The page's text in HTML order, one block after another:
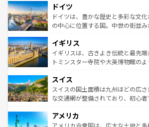
せる。地方によって風土や気候が異
性で訪れる人を
ンテンツ一覧を参照してほしい。
で、幅広い魅力が詰まっている。華
聖堂、美しいビーチ、そして豊か
から魅了する。また、フランスは
いる。シャンパンの発祥地であるラ
香り高いラベンダー畑など、多彩
らに、パリ以外の地域にも魅力が
れる地方に足を運ぶとそれぞれで全
きるだろう。 なお、新着のフラ
を参照してほしい。
ドイツ
ドイツは、豊かな歴史と多彩な文
の中心に位置する国。中世の街並
顔を持つこの国は、どこを歩いても
ルリンの文化的活気、バイエルン
してライン川沿いのワイン畑とい
は、お酒好きな人にはぜひ体験してほしい。 な
ドイツ情報はコンテンツ一覧を参
イギリス
イギリスは、古きよき伝統と最先
トミンスター寺院や大英博物館の
リアごとに異なる魅力がある。また
ティー、ビール好きにはたまらな
戦など、本場だからこそできる体
ンツ一覧を参照してほしい。
スイス
スイスの国土面積は九州ほどの広
な交通網が整備されており、初心
の建物がそのまま残る町や、スイス
博物館もあり、アルプス観光だけで
アメリカ
アメリカ合衆国は、広大な土地と多